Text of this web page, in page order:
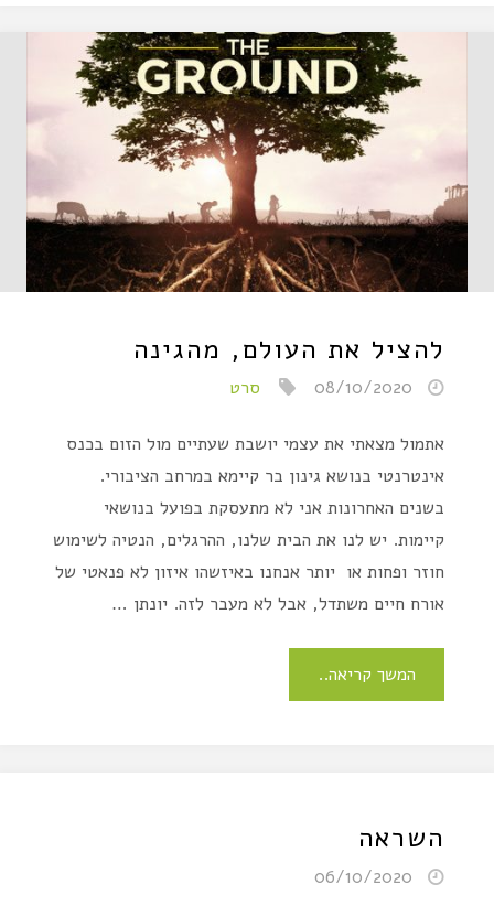
להציל את העולם, מהגינה
08/10/2020 סרט
אתמול מצאתי את עצמי יושבת שעתיים מול הזום בכנס
אינטרנטי בנושא גינון בר קיימא במרחב הציבורי.
בשנים האחרונות אני לא מתעסקת בפועל בנושאי
קיימות. יש לנו את הבית שלנו, ההרגלים, הנטיה לשימוש
חוזר ופחות או יותר אנחנו באיזשהו איזון לא פנאטי של
אורח חיים משתדל, אבל לא מעבר לזה. יונתן …
המשך קריאה..
השראה
06/10/2020